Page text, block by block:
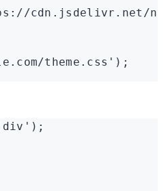
cdn.jsdelivr.net/
theme.css' );
);